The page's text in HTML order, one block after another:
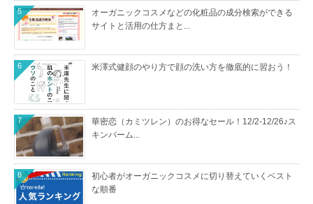
オーガニックコスメなどの化粧品の成分検索ができる
サイトと活用の仕方まと...
5
米澤式健顔のやり方で顔の洗い方を徹底的に習おう！
6
華密恋（カミツレン）のお得なセール！12/2-12/26♪ス
キンバーム...
7
初心者がオーガニックコスメに切り替えていくベスト
な順番
8